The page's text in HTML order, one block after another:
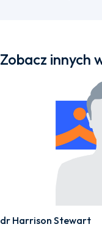
Zobacz innych
dr Harrison Stewart